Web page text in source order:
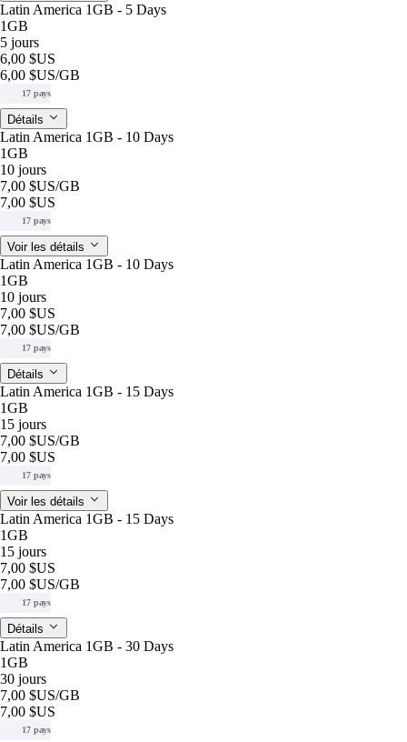
Latin America 1GB - 5 Days
1GB
5 jours
6,00 $US
6,00 $US/GB
17 pays
Détails
Latin America 1GB - 10 Days
1GB
10 jours
7,00 $US/GB
7,00 $US
17 pays
Voir les détails
Latin America 1GB - 10 Days
1GB
10 jours
7,00 $US
7,00 $US/GB
17 pays
Détails
Latin America 1GB - 15 Days
1GB
15 jours
7,00 $US/GB
7,00 $US
17 pays
Voir les détails
Latin America 1GB - 15 Days
1GB
15 jours
7,00 $US
7,00 $US/GB
17 pays
Détails
Latin America 1GB - 30 Days
1GB
30 jours
7,00 $US/GB
7,00 $US
17 pays